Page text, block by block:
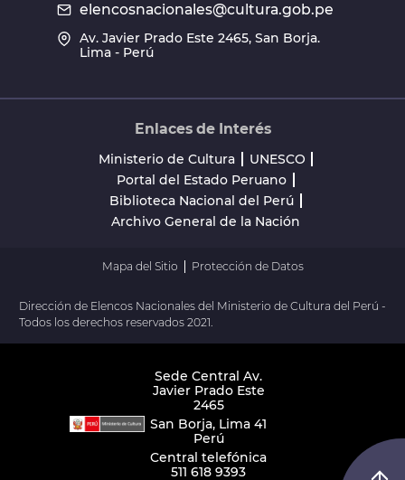
elencosnacionales@cultura.gob.pe
Av. Javier Prado Este 2465, San Borja.
Lima - Perú
Enlaces de Interés
Ministerio de Cultura
UNESCO
Portal del Estado Peruano
Biblioteca Nacional del Perú
Archivo General de la Nación
Mapa del Sitio Protección de Datos
Dirección de Elencos Nacionales del Ministerio de Cultura del Perú -
Todos los derechos reservados 2021.
Sede Central Av.
Javier Prado Este
2465
San Borja, Lima 41
Perú
Central telefónica
511 618 9393